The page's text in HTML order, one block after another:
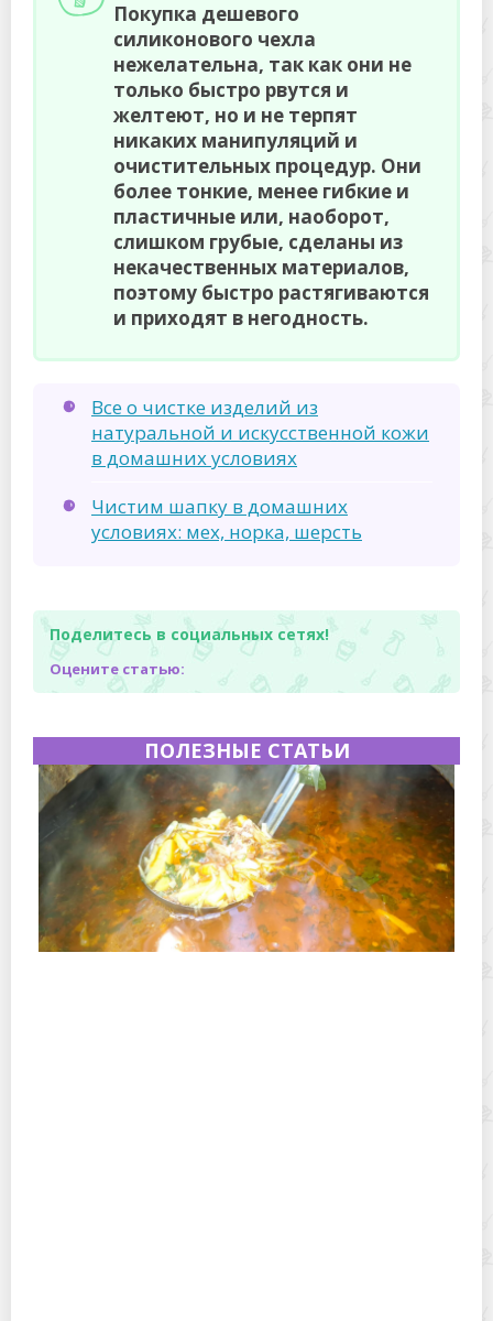
Покупка дешевого
силиконового чехла
нежелательна, так как они не
только быстро рвутся и
желтеют, но и не терпят
никаких манипуляций и
очистительных процедур. Они
более тонкие, менее гибкие и
пластичные или, наоборот,
слишком грубые, сделаны из
некачественных материалов,
поэтому быстро растягиваются
и приходят в негодность.
Все о чистке изделий из
натуральной и искусственной кожи
в домашних условиях
Чистим шапку в домашних
условиях: мех, норка, шерсть
Поделитесь в социальных сетях!
Оцените статью:
ПОЛЕЗНЫЕ СТАТЬИ